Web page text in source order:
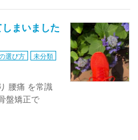
まいました
選び方 未分類
腰痛 を常識
盤矯正で